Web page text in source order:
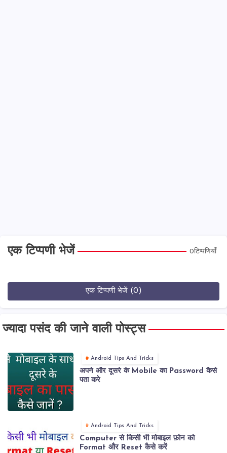
एक टिप्पणी भेजें 0टिप्पणियाँ
एक टिप्पणी भेजें (0)
ज्यादा पसंद की जाने वाली पोस्ट्स
Android Tips And Tricks
अपने और दूसरे के Mobile का Password कैसे
पता करे
Android Tips And Tricks
Computer से किसी भी मोबाइल फ़ोन को
Format और Reset कैसे करें